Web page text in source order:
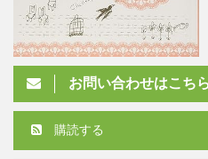
お問い合わせはこち
購読する